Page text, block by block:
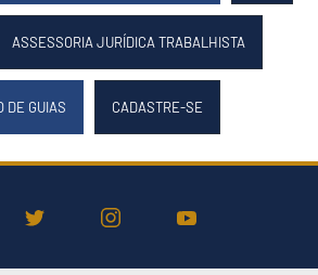
ASSESSORIA JURÍDICA TRABALHISTA
DE GUIAS CADASTRE-SE